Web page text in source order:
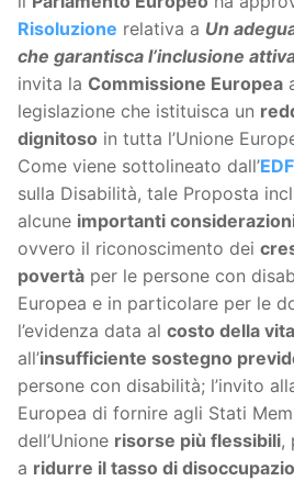
Risoluzione relativa a Un
che garantisca l’inclusione
invita la Commissione Europea
legislazione che istituisca un
dignitoso in tutta l’Unione
Come viene sottolineato dall’EDF
sulla Disabilità, tale Proposta
alcune importanti
ovvero il riconoscimento dei
povertà per le persone con
Europea e in particolare per le
l’evidenza data al costo della
all’insufficiente sostegno
persone con disabilità; l’invito
Europea di fornire agli Stati
dell’Unione risorse più flessibili,
a ridurre il tasso di